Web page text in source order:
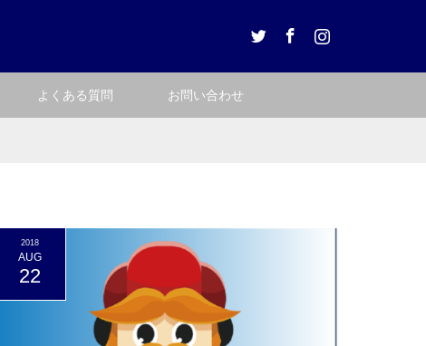
よくある質問 お問い合わせ
2018
AUG
22